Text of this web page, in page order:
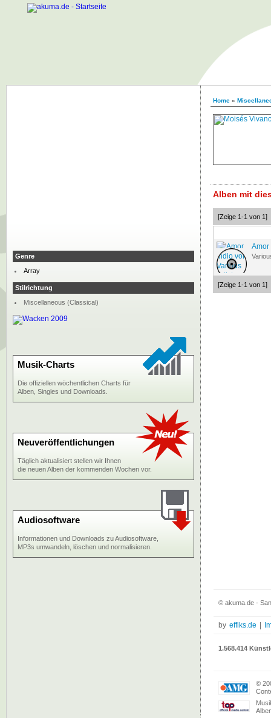
Home »
Alben mit
[Zeige 1-1 von 1]
Amor
[Zeige 1-1 von 1]
Genre
Array
Stilrichtung
Miscellaneous (Classical)
Musik-Charts
Die offiziellen wöchentlichen Charts für
Alben, Singles und Downloads.
Neuveröffentlichungen
Täglich aktualisiert stellen wir Ihnen
die neuen Alben der kommenden Wochen vor.
Audiosoftware
Informationen und Downloads zu Audiosoftware,
MP3s umwandeln, löschen und normalisieren.
© akuma.de -
by effiks.de
1.568.414
©